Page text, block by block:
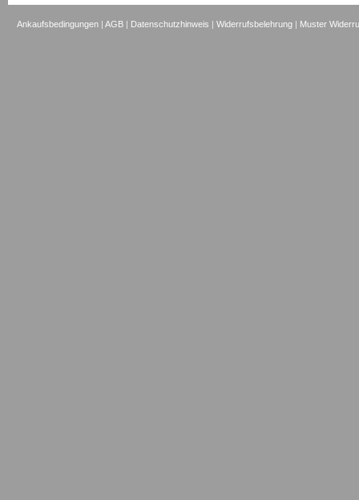
Ankaufsbedingungen |AGB | Datenschutzhinweis |Widerrufsbelehrung | Muster